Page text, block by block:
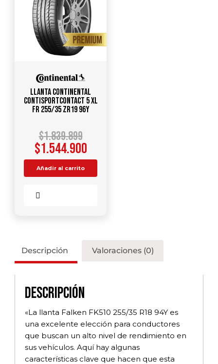
Llanta CONTINENTAL
CONTISPORTCONTACT 5 XL
FR 255/35 ZR19 96Y
$1.839.899
$1.544.900
Añadir al carrito
Descripción Valoraciones (0)
Descripción
«La llanta Falken FK510 255/35 R18 94Y es
una excelente elección para conductores
que buscan un alto nivel de rendimiento en
sus vehículos. Aquí hay algunas
características clave que hacen que esta